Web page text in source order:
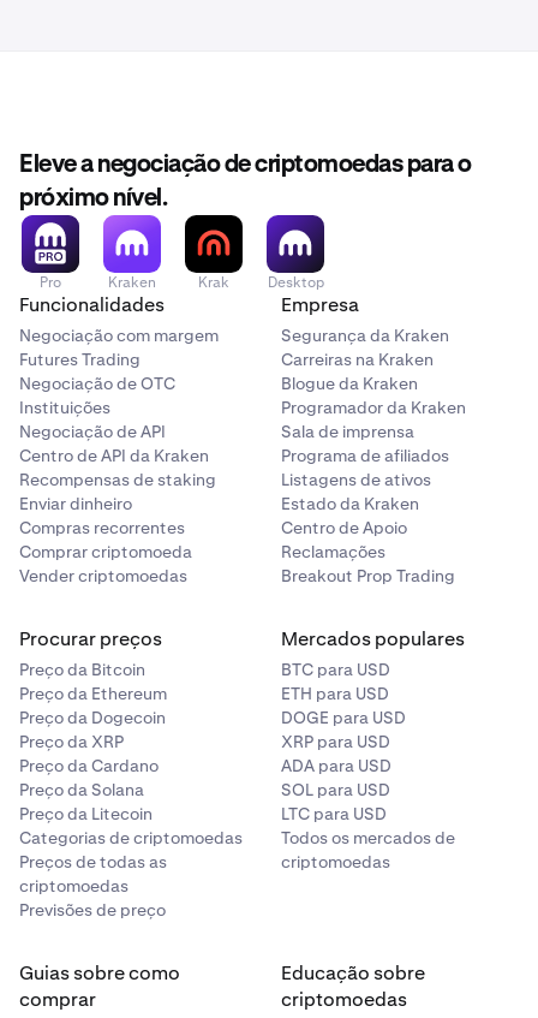
Eleve a negociação de criptomoedas para o
próximo nível.
Pro Kraken Krak Desktop
Funcionalidades
Negociação com margem
Futures Trading
Negociação de OTC
Instituições
Negociação de API
Centro de API da Kraken
Recompensas de staking
Enviar dinheiro
Compras recorrentes
Comprar criptomoeda
Vender criptomoedas
Empresa
Segurança da Kraken
Carreiras na Kraken
Blogue da Kraken
Programador da Kraken
Sala de imprensa
Programa de afiliados
Listagens de ativos
Estado da Kraken
Centro de Apoio
Reclamações
Breakout Prop Trading
Procurar preços
Preço da Bitcoin
Preço da Ethereum
Preço da Dogecoin
Preço da XRP
Preço da Cardano
Preço da Solana
Preço da Litecoin
Categorias de criptomoedas
Preços de todas as
criptomoedas
Previsões de preço
Mercados populares
BTC para USD
ETH para USD
DOGE para USD
XRP para USD
ADA para USD
SOL para USD
LTC para USD
Todos os mercados de
criptomoedas
Guias sobre como
comprar
Educação sobre
criptomoedas